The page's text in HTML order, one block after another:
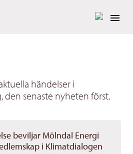
händelser i
den senaste nyheten först.
beviljar Mölndal Energi
i Klimatdialogen